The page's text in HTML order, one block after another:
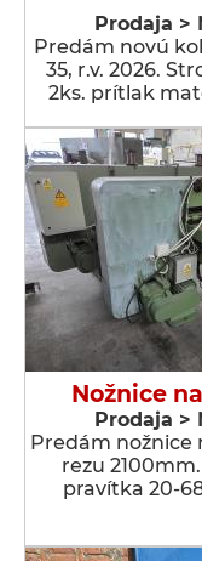
Prodaja >
Predám novú
35, r.v. 2026.
2ks. prítlak
Nožnice
Prodaja >
Predám nožnice
rezu
pravítka 20-